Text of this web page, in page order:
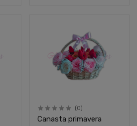
(0)
Canasta primavera